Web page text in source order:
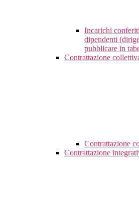
Incarichi
dipendenti
pubblicare in
Contrattazione
Contrattazione
Contrattazione